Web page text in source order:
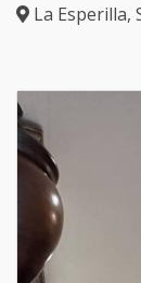
La Esperilla,